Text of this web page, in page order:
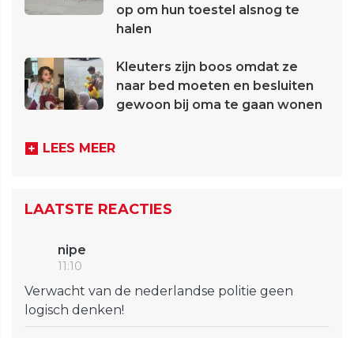
op om hun toestel alsnog te
halen
Kleuters zijn boos omdat ze
naar bed moeten en besluiten
gewoon bij oma te gaan wonen
LEES MEER
LAATSTE REACTIES
nipe
11:10
Verwacht van de nederlandse politie geen
logisch denken!